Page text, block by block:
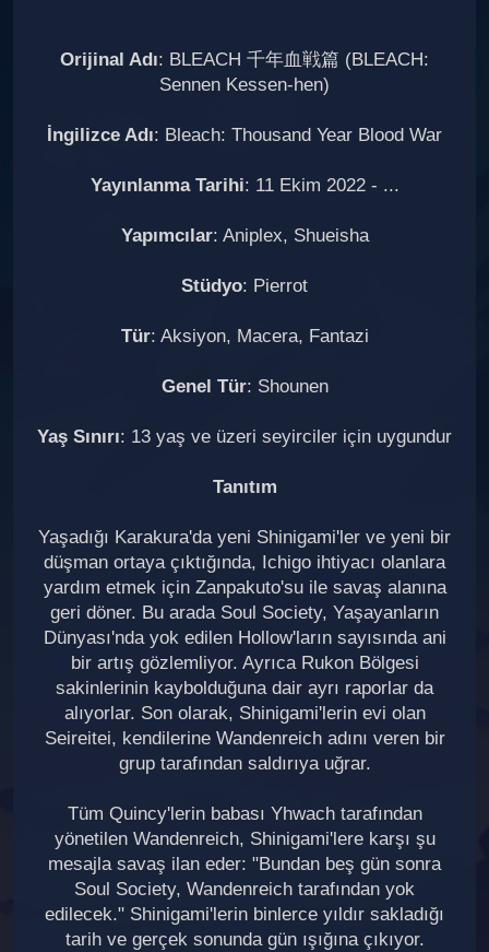
Orijinal Adı: BLEACH 千年血戦篇 (BLEACH:
Sennen Kessen-hen)
İngilizce Adı: Bleach: Thousand Year Blood War
Yayınlanma Tarihi: 11 Ekim 2022 - ...
Yapımcılar: Aniplex, Shueisha
Stüdyo: Pierrot
Tür: Aksiyon, Macera, Fantazi
Genel Tür: Shounen
Yaş Sınırı: 13 yaş ve üzeri seyirciler için uygundur
Tanıtım
Yaşadığı Karakura'da yeni Shinigami'ler ve yeni bir
düşman ortaya çıktığında, Ichigo ihtiyacı olanlara
yardım etmek için Zanpakuto'su ile savaş alanına
geri döner. Bu arada Soul Society, Yaşayanların
Dünyası'nda yok edilen Hollow'ların sayısında ani
bir artış gözlemliyor. Ayrıca Rukon Bölgesi
sakinlerinin kaybolduğuna dair ayrı raporlar da
alıyorlar. Son olarak, Shinigami'lerin evi olan
Seireitei, kendilerine Wandenreich adını veren bir
grup tarafından saldırıya uğrar.
Tüm Quincy'lerin babası Yhwach tarafından
yönetilen Wandenreich, Shinigami'lere karşı şu
mesajla savaş ilan eder: "Bundan beş gün sonra
Soul Society, Wandenreich tarafından yok
edilecek." Shinigami'lerin binlerce yıldır sakladığı
tarih ve gerçek sonunda gün ışığına çıkıyor.